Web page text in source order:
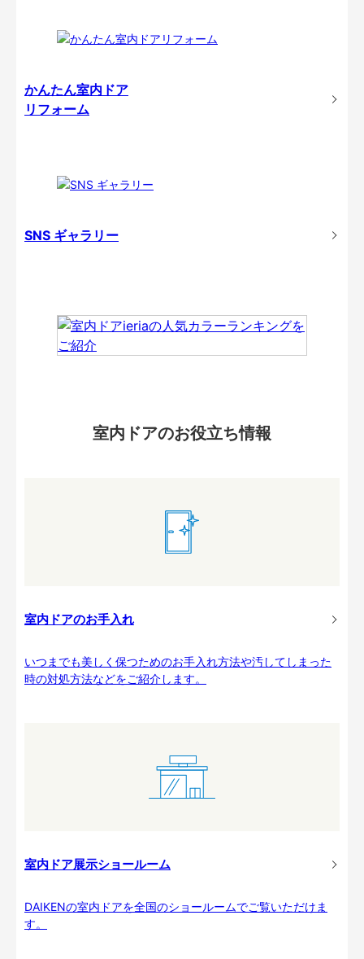
かんたん室内ドア
リフォーム
SNS ギャラリー
室内ドアのお役立ち情報
室内ドアのお手入れ
いつまでも美しく保つためのお手入れ方法や汚してしまった
時の対処方法などをご紹介します。
室内ドア展示ショールーム
DAIKENの室内ドアを全国のショールームでご覧いただけま
す。